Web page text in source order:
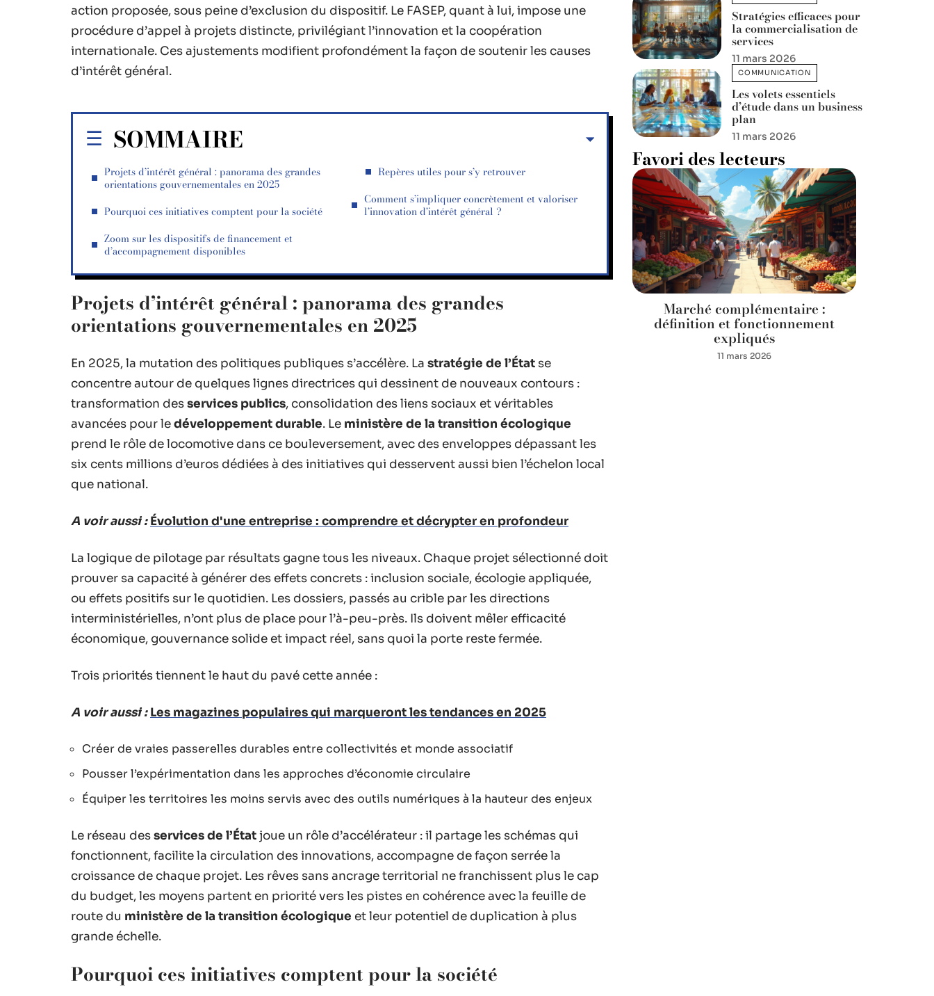
action proposée, sous peine d’exclusion du dispositif. Le FASEP, quant à lui, impose une
procédure d’appel à projets distincte, privilégiant l’innovation et la coopération
internationale. Ces ajustements modifient profondément la façon de soutenir les causes
d’intérêt général.
SOMMAIRE
Projets d’intérêt général : panorama des grandes
orientations gouvernementales en 2025
Pourquoi ces initiatives comptent pour la société
Zoom sur les dispositifs de financement et
d’accompagnement disponibles
Repères utiles pour s’y retrouver
Comment s’impliquer concrètement et valoriser
l’innovation d’intérêt général ?
Projets d’intérêt général : panorama des grandes
orientations gouvernementales en 2025
En 2025, la mutation des politiques publiques s’accélère. La stratégie de l’État se
concentre autour de quelques lignes directrices qui dessinent de nouveaux contours :
transformation desservices publics, consolidation des liens sociaux et véritables
avancées pour ledéveloppement durable. Le ministère de la transition écologique
prend le rôle de locomotive dans ce bouleversement, avec des enveloppes dépassant les
six cents millions d’euros dédiées à des initiatives qui desservent aussi bien l’échelon local
que national.
A voir aussi : Évolution d'une entreprise : comprendre et décrypter en profondeur
La logique de pilotage par résultats gagne tous les niveaux. Chaque projet sélectionné doit
prouver sa capacité à générer des effets concrets : inclusion sociale, écologie appliquée,
ou effets positifs sur le quotidien. Les dossiers, passés au crible par les directions
interministérielles, n’ont plus de place pour l’à-peu-près. Ils doivent mêler efficacité
économique, gouvernance solide et impact réel, sans quoi la porte reste fermée.
Trois priorités tiennent le haut du pavé cette année :
A voir aussi : Les magazines populaires qui marqueront les tendances en 2025
Créer de vraies passerelles durables entre collectivités et monde associatif
Pousser l’expérimentation dans les approches d’économie circulaire
Équiper les territoires les moins servis avec des outils numériques à la hauteur des enjeux
Le réseau desservices de l’Étatjoue un rôle d’accélérateur : il partage les schémas qui
fonctionnent, facilite la circulation des innovations, accompagne de façon serrée la
croissance de chaque projet. Les rêves sans ancrage territorial ne franchissent plus le cap
du budget, les moyens partent en priorité vers les pistes en cohérence avec la feuille de
route du ministère de la transition écologique et leur potentiel de duplication à plus
grande échelle.
Pourquoi ces initiatives comptent pour la société
Stratégies efficaces pour
la commercialisation de
services
11 mars 2026
COMMUNICATION
Les volets essentiels
d’étude dans un business
plan
11 mars 2026
Favori des lecteurs
Marché complémentaire :
définition et fonctionnement
expliqués
11 mars 2026